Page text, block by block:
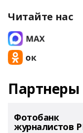
Читайте нас
Партнеры
Фотобанк
журналистов